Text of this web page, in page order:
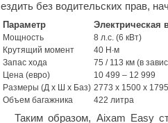
ездить без водительских прав,
Параметр Электрическая
Мощность 8 л.с. (6 кВт)
Крутящий момент
40 Н∙м
Запас хода
75 / 113 км (в
Цена (евро)
10 499 – 12 999
Размеры (Д x Ш x Баз) 2773 x 1500 x
Объем багажника
422 литра
Таким образом, Aixam Easy